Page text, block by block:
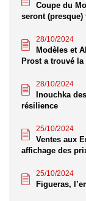
Coupe du
seront (presque)
28/10/2024
Modèles et
Prost a trouvé
28/10/2024
Inouchka
résilience
25/10/2024
Ventes aux
affichage des
25/10/2024
Figueras,